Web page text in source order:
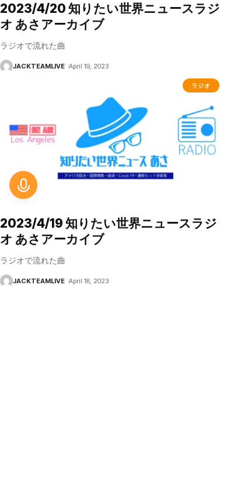
2023/4/20 知りたい世界ニュースラジ
オ あさアーカイブ
ラジオで流れた曲
JACKTEAMLIVE April 19, 2023
ラジオ
2023/4/19 知りたい世界ニュースラジ
オ あさアーカイブ
ラジオで流れた曲
JACKTEAMLIVE April 18, 2023